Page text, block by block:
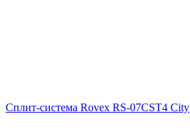
Сплит-система Rovex RS-07CST4 City